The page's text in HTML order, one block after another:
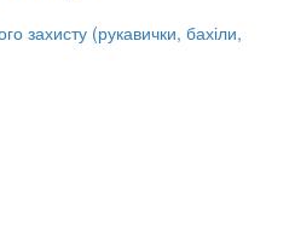
захисту (рукавички, бахіли,